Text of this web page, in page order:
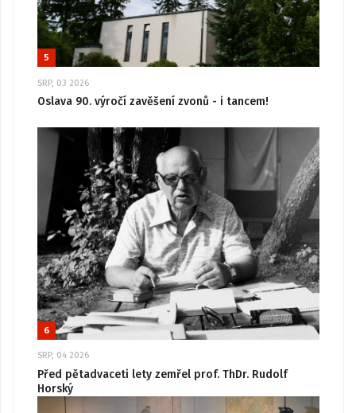
5
SRP, 03 2026
Oslava 90. výročí zavěšení zvonů - i tancem!
6
SRP, 04 2026
Před pětadvaceti lety zemřel prof. ThDr. Rudolf
Horský